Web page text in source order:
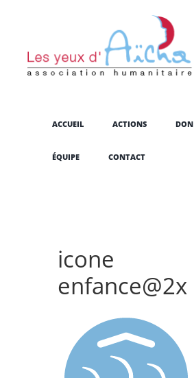
ACCUEIL ACTIONS DON
ÉQUIPE CONTACT
icone
enfance@2x